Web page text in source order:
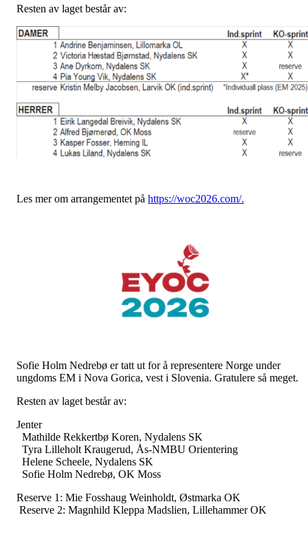
Resten av laget består av:
Les mer om arrangementet på https://woc2026.com/.
Sofie Holm Nedrebø er tatt ut for å representere Norge under
ungdoms EM i Nova Gorica, vest i Slovenia. Gratulere så meget.
Resten av laget består av:
Jenter
Mathilde Rekkertbø Koren, Nydalens SK
Tyra Lilleholt Kraugerud, Ås-NMBU Orientering
Helene Scheele, Nydalens SK
Sofie Holm Nedrebø, OK Moss
Reserve 1: Mie Fosshaug Weinholdt, Østmarka OK
Reserve 2: Magnhild Kleppa Madslien, Lillehammer OK